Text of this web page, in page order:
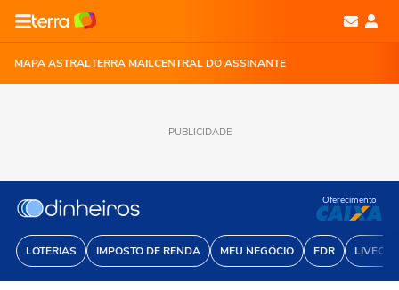
MAPA ASTRALTERRA MAILCENTRAL DO ASSINANTE
PUBLICIDADE
LOTERIAS IMPOSTO DE RENDA MEU NEGÓCIO FDR
Oferecimento